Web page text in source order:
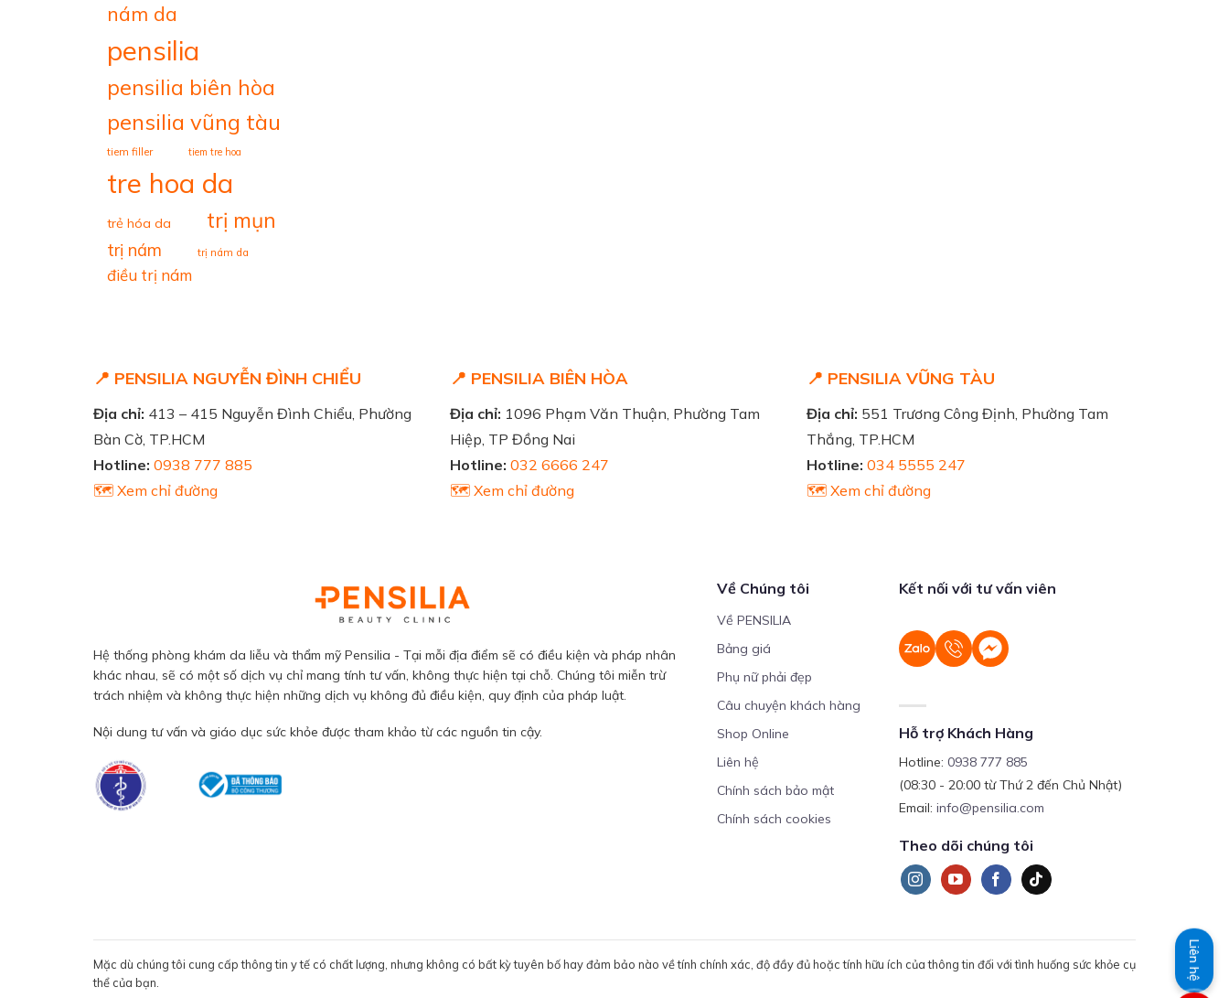
nám da
pensilia
pensilia biên hòa
pensilia vũng tàu
tiem filler tiem tre hoa
tre hoa da
trẻ hóa da trị mụn
trị nám trị nám da
điều trị nám
📍 PENSILIA NGUYỄN ĐÌNH CHIỂU
Địa chỉ: 413 – 415 Nguyễn Đình Chiểu, Phường
Bàn Cờ, TP.HCM
Hotline: 0938 777 885
🗺️ Xem chỉ đường
📍 PENSILIA BIÊN HÒA
Địa chỉ: 1096 Phạm Văn Thuận, Phường Tam
Hiệp, TP Đồng Nai
Hotline: 032 6666 247
🗺️ Xem chỉ đường
📍 PENSILIA VŨNG TÀU
Địa chỉ: 551 Trương Công Định, Phường Tam
Thắng, TP.HCM
Hotline: 034 5555 247
🗺️ Xem chỉ đường
Hệ thống phòng khám da liễu và thẩm mỹ Pensilia - Tại mỗi địa điểm sẽ có điều kiện và pháp nhân
khác nhau, sẽ có một số dịch vụ chỉ mang tính tư vấn, không thực hiện tại chỗ. Chúng tôi miễn trừ
trách nhiệm và không thực hiện những dịch vụ không đủ điều kiện, quy định của pháp luật.
Nội dung tư vấn và giáo dục sức khỏe được tham khảo từ các nguồn tin cậy.
Về Chúng tôi
Về PENSILIA
Bảng giá
Phụ nữ phải đẹp
Câu chuyện khách hàng
Shop Online
Liên hệ
Chính sách bảo mật
Chính sách cookies
Kết nối với tư vấn viên
Hỗ trợ Khách Hàng
Hotline:0938 777 885
(08:30 - 20:00 từ Thứ 2 đến Chủ Nhật)
Email:info@pensilia.com
Theo dõi chúng tôi
Mặc dù chúng tôi cung cấp thông tin y tế có chất lượng, nhưng không có bất kỳ tuyên bố hay đảm bảo nào về tính chính xác, độ đầy đủ hoặc tính hữu ích của thông tin đối với tình huống sức khỏe cụ
thể của bạn.
Liên hệ